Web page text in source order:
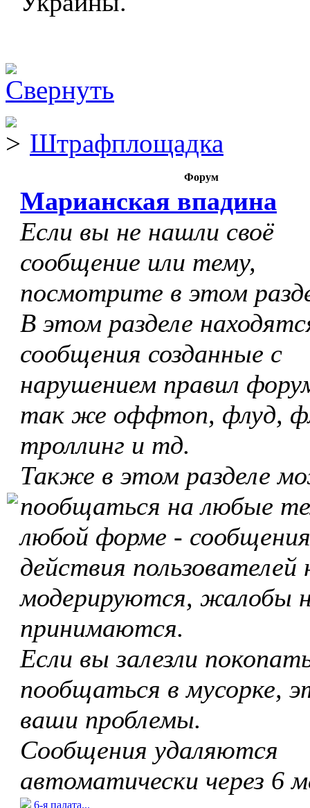
Штрафплощадка
Форум
Марианская впадина
Если вы не нашли своё
сообщение или тему,
посмотрите в этом
В этом разделе
сообщения созданные с
нарушением правил
так же оффтоп, флуд,
троллинг и тд.
Также в этом разделе
пообщаться на любые
любой форме -
действия пользователей
модерируются, жалобы
принимаются.
Если вы залезли
пообщаться в мусорке,
ваши проблемы.
Сообщения удаляются
автоматически через 6
6-я палата...